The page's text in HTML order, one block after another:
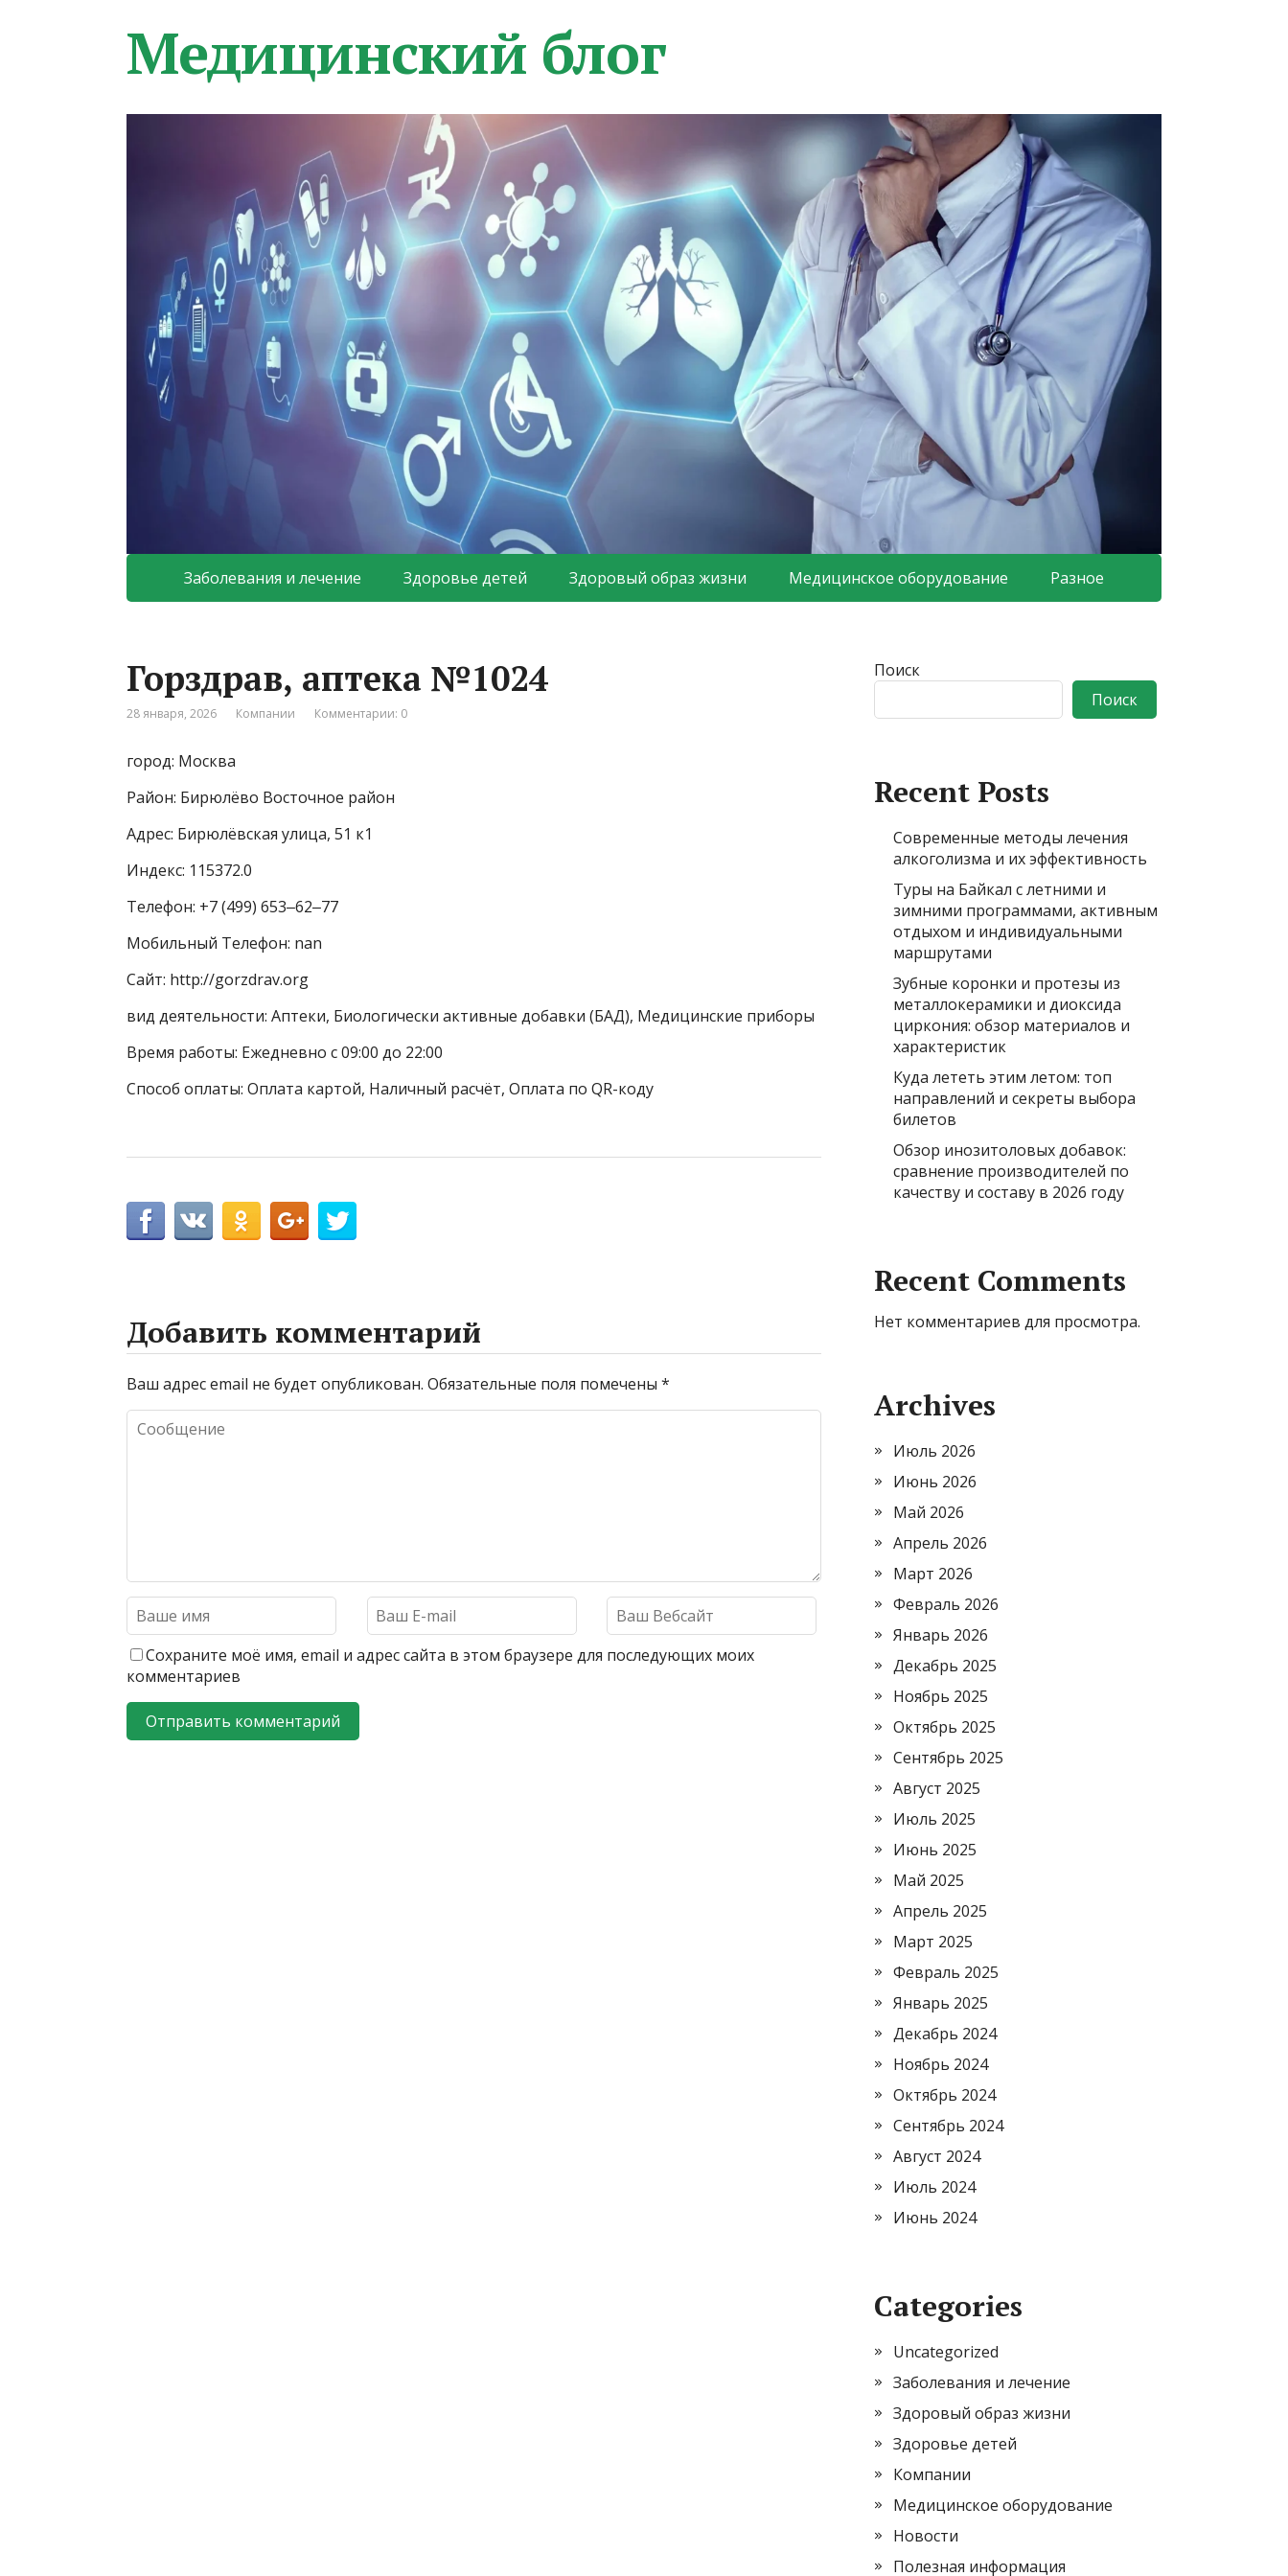
Медицинский блог
Заболевания и лечение Здоровье детей Здоровый образ жизни Медицинское оборудование Разное
Горздрав, аптека №1024
28 января, 2026 Компании Комментарии: 0
город: Москва
Район: Бирюлёво Восточное район
Адрес: Бирюлёвская улица, 51 к1
Индекс: 115372.0
Телефон: +7 (499) 653‒62‒77
Мобильный Телефон: nan
Сайт: http://gorzdrav.org
вид деятельности: Аптеки, Биологически активные добавки (БАД), Медицинские приборы
Время работы: Ежедневно с 09:00 до 22:00
Способ оплаты: Оплата картой, Наличный расчёт, Оплата по QR-коду
Добавить комментарий
Ваш адрес email не будет опубликован. Обязательные поля помечены *
Сохраните моё имя, email и адрес сайта в этом браузере для последующих моих
комментариев
Поиск
Поиск
Recent Posts
Современные методы лечения
алкоголизма и их эффективность
Туры на Байкал с летними и
зимними программами, активным
отдыхом и индивидуальными
маршрутами
Зубные коронки и протезы из
металлокерамики и диоксида
циркония: обзор материалов и
характеристик
Куда лететь этим летом: топ
направлений и секреты выбора
билетов
Обзор инозитоловых добавок:
сравнение производителей по
качеству и составу в 2026 году
Recent Comments
Нет комментариев для просмотра.
Archives
Июль 2026
Июнь 2026
Май 2026
Апрель 2026
Март 2026
Февраль 2026
Январь 2026
Декабрь 2025
Ноябрь 2025
Октябрь 2025
Сентябрь 2025
Август 2025
Июль 2025
Июнь 2025
Май 2025
Апрель 2025
Март 2025
Февраль 2025
Январь 2025
Декабрь 2024
Ноябрь 2024
Октябрь 2024
Сентябрь 2024
Август 2024
Июль 2024
Июнь 2024
Categories
Uncategorized
Заболевания и лечение
Здоровый образ жизни
Здоровье детей
Компании
Медицинское оборудование
Новости
Полезная информация